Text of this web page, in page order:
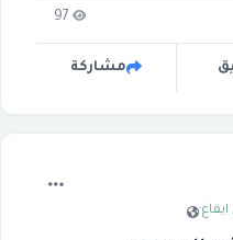
97
مشاركة
·